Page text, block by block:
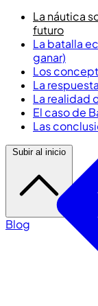
La náutica
futuro
La batalla
ganar)
Los
La
La realidad
El caso de
Las
Subir al inicio
Blog